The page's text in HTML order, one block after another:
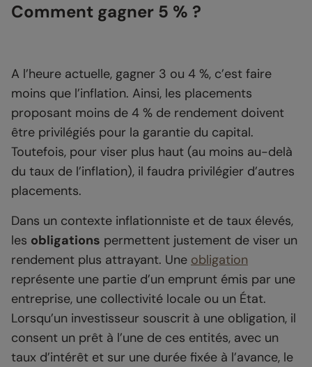
Comment gagner 5 % ?
A l’heure actuelle, gagner 3 ou 4 %, c’est faire
moins que l’inflation. Ainsi, les placements
proposant moins de 4 % de rendement doivent
être privilégiés pour la garantie du capital.
Toutefois, pour viser plus haut (au moins au-delà
du taux de l’inflation), il faudra privilégier d’autres
placements.
Dans un contexte inflationniste et de taux élevés,
les obligations permettent justement de viser un
rendement plus attrayant. Une obligation
représente une partie d’un emprunt émis par une
entreprise, une collectivité locale ou un État.
Lorsqu’un investisseur souscrit à une obligation, il
consent un prêt à l’une de ces entités, avec un
taux d’intérêt et sur une durée fixée à l’avance, le